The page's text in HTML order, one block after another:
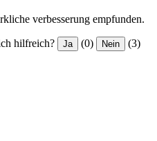
verbesserung empfunden.
hilfreich? Ja (0) Nein (3)